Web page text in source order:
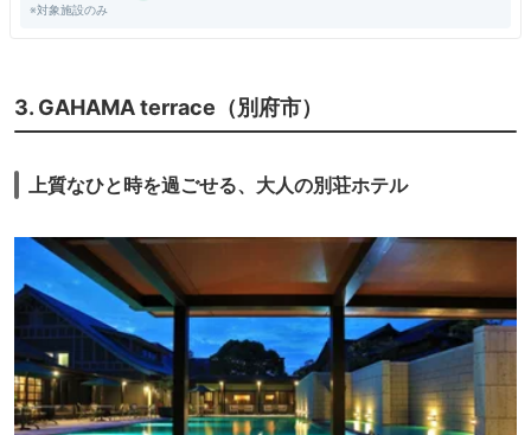
※対象施設のみ
3. GAHAMA terrace（別府市）
上質なひと時を過ごせる、大人の別荘ホテル